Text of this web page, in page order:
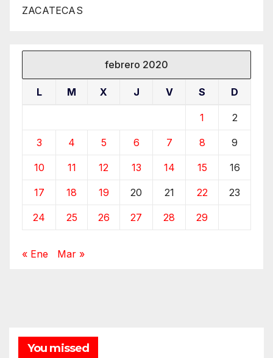
ZACATECAS
febrero 2020
L M X J V S D
1 2
3 4 5 6 7 8 9
10 11 12 13 14 15 16
17 18 19 20 21 22 23
24 25 26 27 28 29
« Ene Mar »
You missed